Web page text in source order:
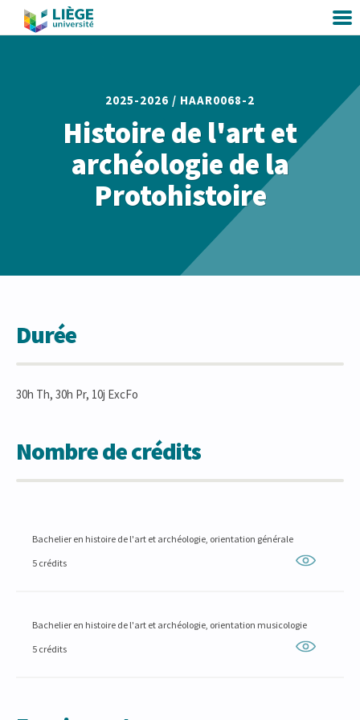
2025-2026 / HAAR0068-2
Histoire de l'art et
archéologie de la
Protohistoire
Durée
30h Th, 30h Pr, 10j ExcFo
Nombre de crédits
Bachelier en histoire de l'art et archéologie, orientation générale
5 crédits
Bachelier en histoire de l'art et archéologie, orientation musicologie
5 crédits